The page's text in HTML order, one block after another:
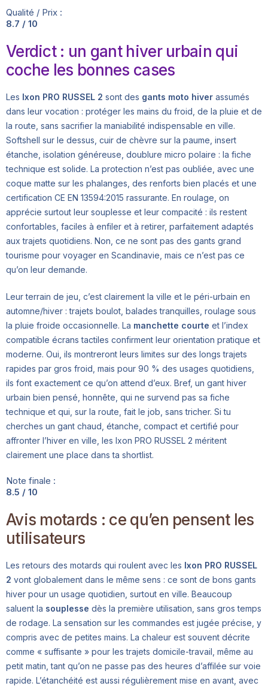
Qualité / Prix :
8.7 / 10
Verdict : un gant hiver urbain qui
coche les bonnes cases
Les Ixon PRO RUSSEL 2 sont des gants moto hiver assumés
dans leur vocation : protéger les mains du froid, de la pluie et de
la route, sans sacrifier la maniabilité indispensable en ville.
Softshell sur le dessus, cuir de chèvre sur la paume, insert
étanche, isolation généreuse, doublure micro polaire : la fiche
technique est solide. La protection n’est pas oubliée, avec une
coque matte sur les phalanges, des renforts bien placés et une
certification CE EN 13594:2015 rassurante. En roulage, on
apprécie surtout leur souplesse et leur compacité : ils restent
confortables, faciles à enfiler et à retirer, parfaitement adaptés
aux trajets quotidiens. Non, ce ne sont pas des gants grand
tourisme pour voyager en Scandinavie, mais ce n’est pas ce
qu’on leur demande.
Leur terrain de jeu, c’est clairement la ville et le péri-urbain en
automne/hiver : trajets boulot, balades tranquilles, roulage sous
la pluie froide occasionnelle. La manchette courte et l’index
compatible écrans tactiles confirment leur orientation pratique et
moderne. Oui, ils montreront leurs limites sur des longs trajets
rapides par gros froid, mais pour 90 % des usages quotidiens,
ils font exactement ce qu’on attend d’eux. Bref, un gant hiver
urbain bien pensé, honnête, qui ne survend pas sa fiche
technique et qui, sur la route, fait le job, sans tricher. Si tu
cherches un gant chaud, étanche, compact et certifié pour
affronter l’hiver en ville, les Ixon PRO RUSSEL 2 méritent
clairement une place dans ta shortlist.
Note finale :
8.5 / 10
Avis motards : ce qu’en pensent les
utilisateurs
Les retours des motards qui roulent avec les Ixon PRO RUSSEL
2 vont globalement dans le même sens : ce sont de bons gants
hiver pour un usage quotidien, surtout en ville. Beaucoup
saluent la souplesse dès la première utilisation, sans gros temps
de rodage. La sensation sur les commandes est jugée précise, y
compris avec de petites mains. La chaleur est souvent décrite
comme « suffisante » pour les trajets domicile-travail, même au
petit matin, tant qu’on ne passe pas des heures d’affilée sur voie
rapide. L’étanchéité est aussi régulièrement mise en avant, avec